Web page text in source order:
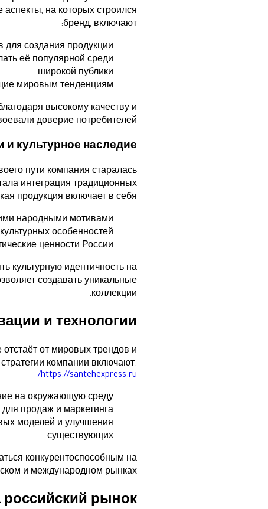
на которых строился
бренд, включают:
создания продукции.
её популярной среди
широкой публики.
мировым тенденциям.
высокому качеству и
доверие потребителей.
и культурное наследие
пути компания старалась
интеграция традиционных
продукция включает в себя:
народными мотивами;
особенностей;
ценности России.
культурную идентичность на
создавать уникальные
коллекции.
и технологии
от мировых трендов и
компании включают:
https://santehexpress.ru/
на окружающую среду.
продаж и маркетинга.
моделей и улучшения
существующих.
конкурентоспособным на
и международном рынках.
рынок